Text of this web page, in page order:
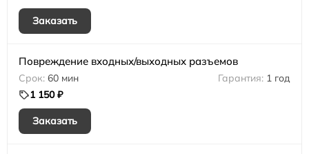
Заказать
Повреждение входных/выходных разъемов
60 мин
1 год
1 150 ₽
Заказать